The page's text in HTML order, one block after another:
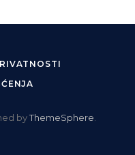
byThemeSphere.